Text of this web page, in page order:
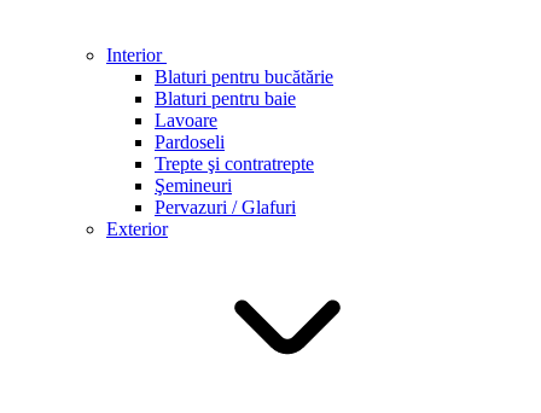
Interior
Blaturi pentru bucătărie
Blaturi pentru baie
Lavoare
Pardoseli
Trepte şi contratrepte
Şemineuri
Pervazuri / Glafuri
Exterior